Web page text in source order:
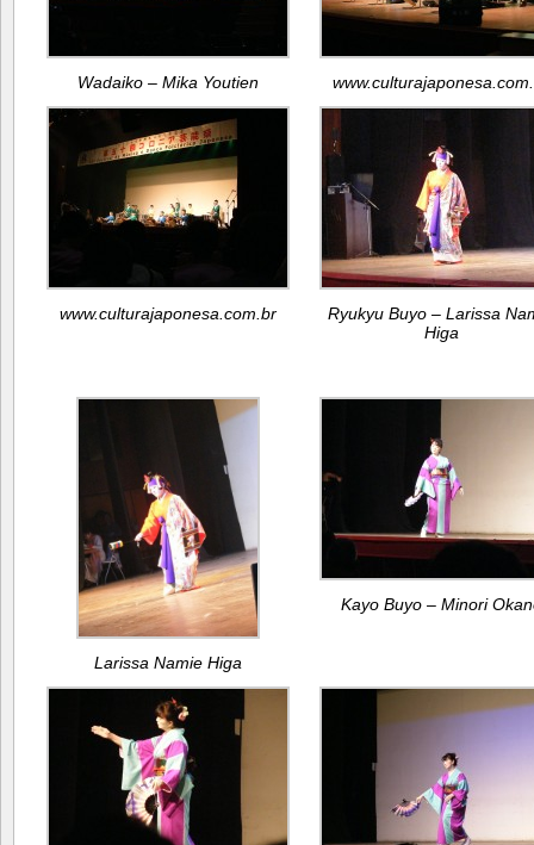
Wadaiko – Mika Youtien
www.culturajaponesa.com.br
Ryukyu Buyo – Larissa
Higa
Larissa Namie Higa
Kayo Buyo – Minori